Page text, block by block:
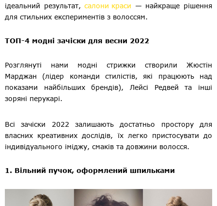
ідеальний результат,салони краси — найкраще рішення
для стильних експериментів з волоссям.
ТОП-4 модні зачіски для весни 2022
Розглянуті нами модні стрижки створили Жюстін
Марджан (лідер команди стилістів, які працюють над
показами найбільших брендів), Лейсі Редвей та інші
зоряні перукарі.
Всі зачіски 2022 залишають достатньо простору для
власних креативних дослідів, їх легко пристосувати до
індивідуального іміджу, смаків та довжини волосся.
1. Вільний пучок, оформлений шпильками